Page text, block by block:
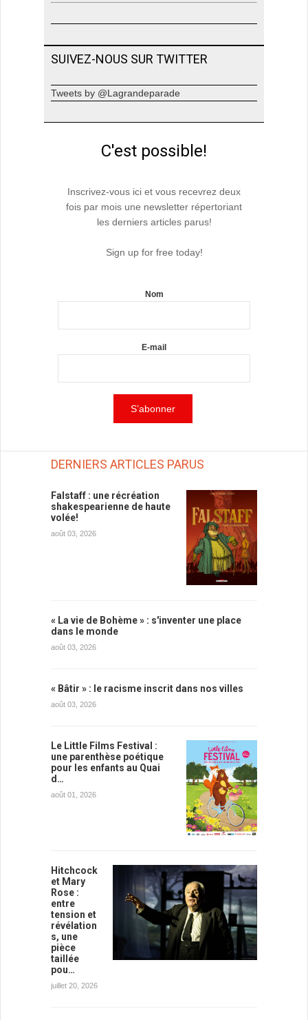
SUIVEZ-NOUS SUR TWITTER
Tweets by @Lagrandeparade
C'est possible!
Inscrivez-vous ici et vous recevrez deux
fois par mois une newsletter répertoriant
les derniers articles parus!
Sign up for free today!
Nom
E-mail
DERNIERS ARTICLES PARUS
Falstaff : une récréation
shakespearienne de haute
volée!
août 03, 2026
« La vie de Bohème » : s'inventer une place
dans le monde
août 03, 2026
« Bâtir » : le racisme inscrit dans nos villes
août 03, 2026
Le Little Films Festival :
une parenthèse poétique
pour les enfants au Quai
d…
août 01, 2026
Hitchcock
et Mary
Rose :
entre
tension et
révélation
s, une
pièce
taillée
pou…
juillet 20, 2026